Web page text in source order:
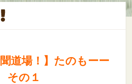
聞道場！】たのもーー
その１